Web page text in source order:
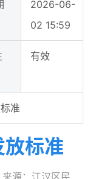
2026-06-
02 15:59
有效
准
标准
来源：江汉区民